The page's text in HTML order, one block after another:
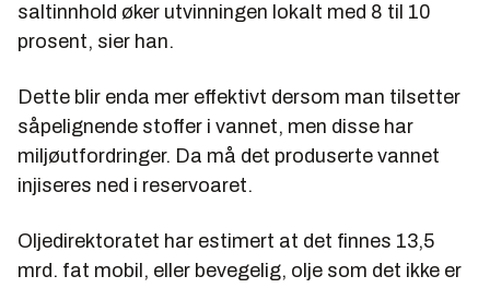
saltinnhold øker utvinningen lokalt med 8 til 10
prosent, sier han.
Dette blir enda mer effektivt dersom man tilsetter
såpelignende stoffer i vannet, men disse har
miljøutfordringer. Da må det produserte vannet
injiseres ned i reservoaret.
Oljedirektoratet har estimert at det finnes 13,5
mrd. fat mobil, eller bevegelig, olje som det ikke er